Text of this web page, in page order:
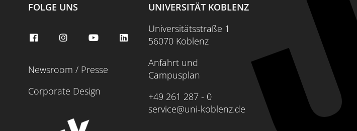
FOLGE UNS
Newsroom / Presse
Corporate Design
UNIVERSITÄT KOBLENZ
Universitätsstraße 1
56070 Koblenz
Anfahrt und
Campusplan
+49 261 287 - 0
service@uni-koblenz.de